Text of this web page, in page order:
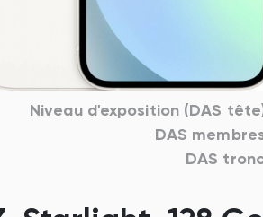
Niveau d'exposition (DAS
DAS
DAS